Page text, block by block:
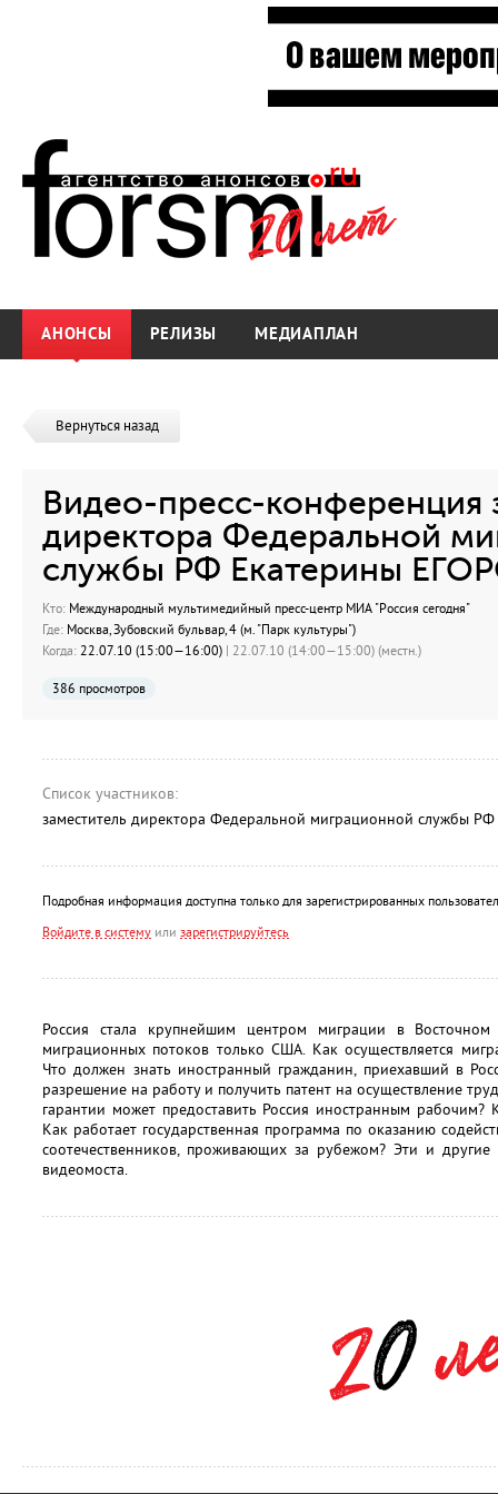
АНОНСЫ РЕЛИЗЫ МЕДИАПЛАН
Вернуться назад
Видео-пресс-конференция
директора Федеральной
службы РФ Екатерины
Кто: Международный мультимедийный пресс-центр МИА "Россия сегодня"
Где: Москва, Зубовский бульвар, 4 (м. "Парк культуры")
Когда: 22.07.10 (15:00—16:00) | 22.07.10 (14:00—15:00) (местн.)
386 просмотров
Список участников:
заместитель директора Федеральной миграционной службы
Подробная информация доступна только для зарегистрированных
Войдите в систему или зарегистрируйтесь
Россия стала крупнейшим центром миграции в
миграционных потоков только США. Как осуществляется
Что должен знать иностранный гражданин, приехавший в
разрешение на работу и получить патент на осуществление
гарантии может предоставить Россия иностранным рабочим?
Как работает государственная программа по оказанию
соотечественников, проживающих за рубежом? Эти и
видеомоста.